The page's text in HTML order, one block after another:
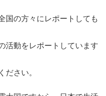
国の方々にレポートしても
活動をレポートしています
ださい。